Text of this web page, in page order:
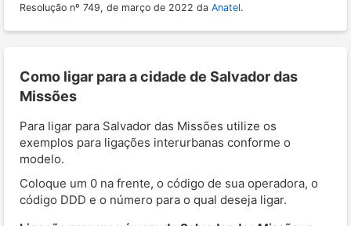
Resolução nº 749, de março de 2022 da Anatel.
Como ligar para a cidade de Salvador das
Missões
Para ligar para Salvador das Missões utilize os
exemplos para ligações interurbanas conforme o
modelo.
Coloque um 0 na frente, o código de sua operadora, o
código DDD e o número para o qual deseja ligar.